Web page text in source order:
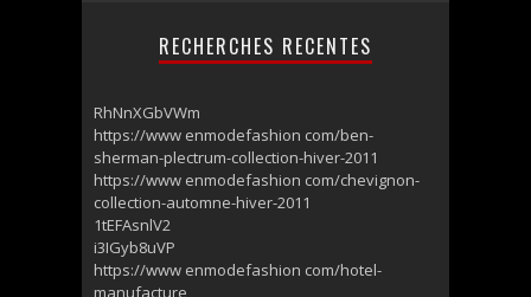
RECHERCHES RECENTES
RhNnXGbVWm
https://www enmodefashion com/ben-
sherman-plectrum-collection-hiver-2011
https://www enmodefashion com/chevignon-
collection-automne-hiver-2011
1tEFAsnlV2
i3IGyb8uVP
https://www enmodefashion com/hotel-
manufacture